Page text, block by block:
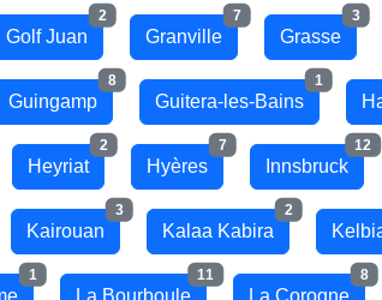
Golf Juan
2
Granville
7
Grasse
3
Guingamp
8
Guitera-les-Bains
1
Heyriat
2
Hyères
7
Innsbruck
12
Kairouan
3
Kalaa Kabira
2
1
La Bourboule
11
La Corogne
8